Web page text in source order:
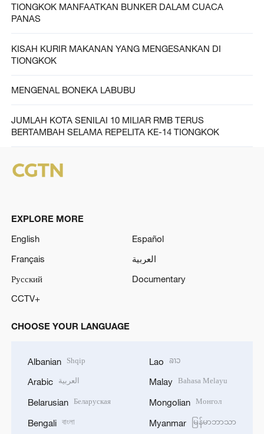
TIONGKOK MANFAATKAN BUNKER DALAM CUACA
PANAS
KISAH KURIR MAKANAN YANG MENGESANKAN DI
TIONGKOK
MENGENAL BONEKA LABUBU
JUMLAH KOTA SENILAI 10 MILIAR RMB TERUS
BERTAMBAH SELAMA REPELITA KE-14 TIONGKOK
EXPLORE MORE
English
Español
Français
العربية
Русский
Documentary
CCTV+
CHOOSE YOUR LANGUAGE
Albanian Shqip
Arabic العربية
Belarusian Беларуская
Bengali বাংলা
Lao ລາວ
Malay Bahasa Melayu
Mongolian Монгол
Myanmar မြန်မာဘာသာ